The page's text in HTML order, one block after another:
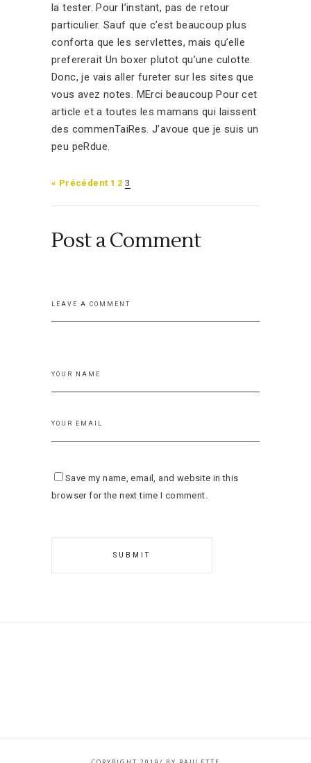
la tester. Pour l’instant, pas de retour
particulier. Sauf que c’est beaucoup plus
conforta que les servIettes, mais qu’elle
prefererait Un boxer plutot qu’une culotte.
Donc, je vais aller fureter sur les sites que
vous avez notes. MErci beaucoup Pour cet
article et a toutes les mamans qui laissent
des commenTaiRes. J’avoue que je suis un
peu peRdue.
« Précédent 1 2 3
Post a Comment
Save my name, email, and website in this
browser for the next time I comment.